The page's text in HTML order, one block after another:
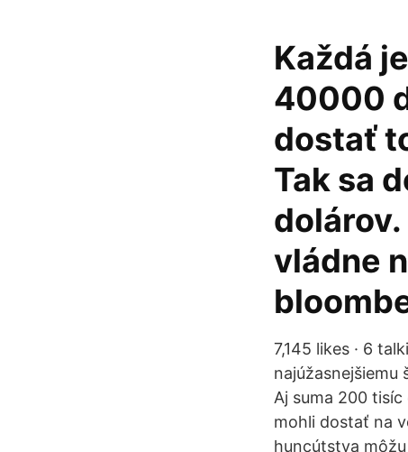
Každá
40000
dostať
Tak sa
vládne
7,145 likes · 6
Aj suma 200
mohli dostať na
huncútstva